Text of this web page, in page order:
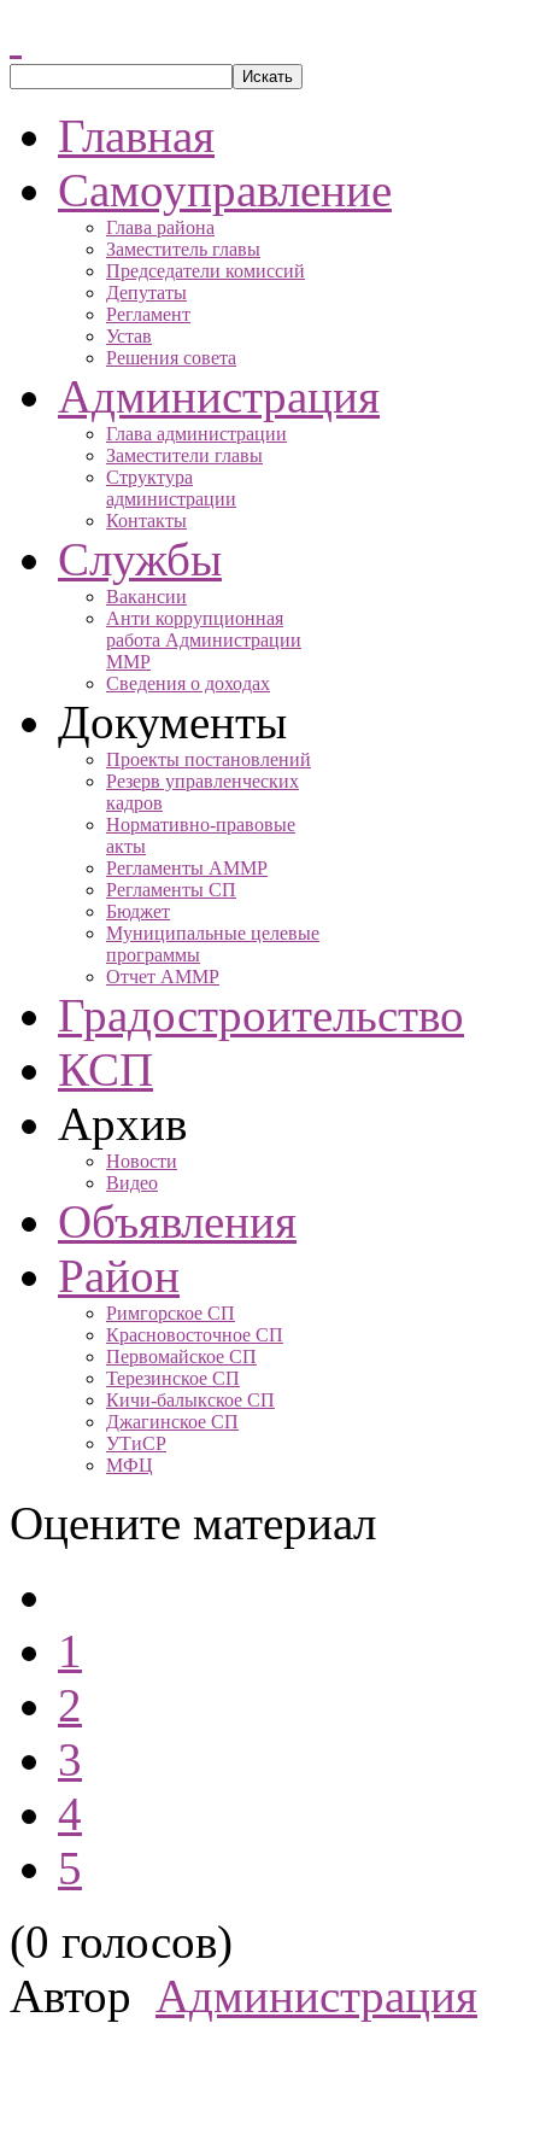
Главная
Самоуправление
Глава района
Заместитель главы
Председатели комиссий
Депутаты
Регламент
Устав
Решения совета
Администрация
Глава администрации
Заместители главы
Структура
администрации
Контакты
Службы
Вакансии
Анти коррупционная
работа Администрации
ММР
Сведения о доходах
Документы
Проекты постановлений
Резерв управленческих
кадров
Нормативно-правовые
акты
Регламенты АММР
Регламенты СП
Бюджет
Муниципальные целевые
программы
Отчет АММР
Градостроительство
КСП
Архив
Новости
Видео
Объявления
Район
Римгорское СП
Красновосточное СП
Первомайское СП
Терезинское СП
Кичи-балыкское СП
Джагинское СП
УТиСР
МФЦ
Оцените материал
1
2
3
4
5
(0 голосов)
Автор Администрация